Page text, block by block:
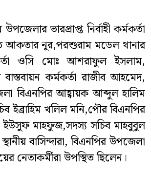
ভারপ্রাপ্ত নির্বাহী কর্মকর্তা
আকতার নূর,পরশুরাম মডেল থানার
ওসি মোঃ আশরাফুল ইসলাম,
কর্মকর্তা রাজীব আহমেদ,
বিএনপির আহ্বায়ক আব্দুল হালিম
ইব্রাহিম খলিল মনি,পৌর বিএনপির
মাহফুজ,সদস্য সচিব মাহবুবুল
বাসিন্দারা, বিএনপির উপজেলা
নেতাকর্মীরা উপস্থিত ছিলেন।